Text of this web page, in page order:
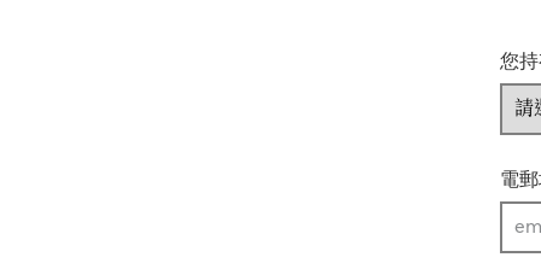
您
電